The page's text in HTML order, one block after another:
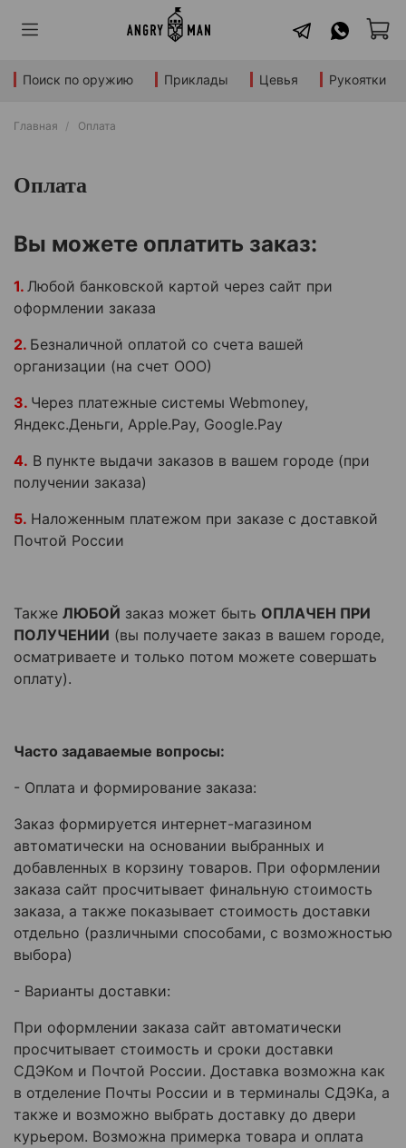
Поиск по оружию Приклады Цевья Рукоятки
Главная Оплата
Оплата
Вы можете оплатить заказ:
1. Любой банковской картой через сайт при
оформлении заказа
2. Безналичной оплатой со счета вашей
организации (на счет ООО)
3. Через платежные системы Webmoney,
Яндекс.Деньги, Apple.Pay, Google.Pay
4. В пункте выдачи заказов в вашем городе (при
получении заказа)
5. Наложенным платежом при заказе с доставкой
Почтой России
Также ЛЮБОЙ заказ может быть ОПЛАЧЕН ПРИ
ПОЛУЧЕНИИ (вы получаете заказ в вашем городе,
осматриваете и только потом можете совершать
оплату).
Часто задаваемые вопросы:
- Оплата и формирование заказа:
Заказ формируется интернет-магазином
автоматически на основании выбранных и
добавленных в корзину товаров. При оформлении
заказа сайт просчитывает финальную стоимость
заказа, а также показывает стоимость доставки
отдельно (различными способами, с возможностью
выбора)
- Варианты доставки:
При оформлении заказа сайт автоматически
просчитывает стоимость и сроки доставки
СДЭКом и Почтой России. Доставка возможна как
в отделение Почты России и в терминалы СДЭКа, а
также и возможно выбрать доставку до двери
курьером. Возможна примерка товара и оплата